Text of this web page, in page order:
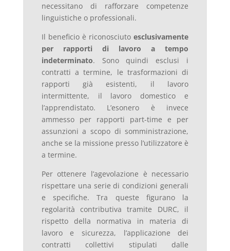
necessitano di rafforzare competenze
linguistiche o professionali.
Il beneficio è riconosciutoesclusivamente
per rapporti di lavoro a tempo
indeterminato. Sono quindi esclusi i
contratti a termine, le trasformazioni di
rapporti già esistenti, il lavoro
intermittente, il lavoro domestico e
l’apprendistato. L’esonero è invece
ammesso per rapporti part-time e per
assunzioni a scopo di somministrazione,
anche se la missione presso l’utilizzatore è
a termine.
Per ottenere l’agevolazione è necessario
rispettare una serie di condizioni generali
e specifiche. Tra queste figurano la
regolarità contributiva tramite DURC, il
rispetto della normativa in materia di
lavoro e sicurezza, l’applicazione dei
contratti collettivi stipulati dalle